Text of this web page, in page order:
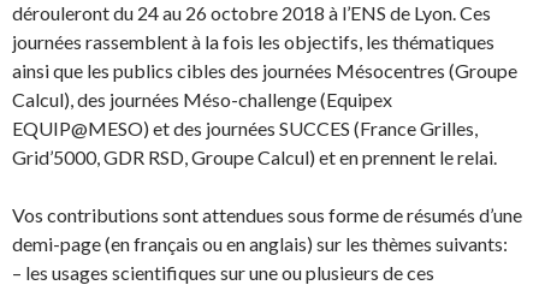
dérouleront du 24 au 26 octobre 2018 à l’ENS de Lyon. Ces
journées rassemblent à la fois les objectifs, les thématiques
ainsi que les publics cibles des journées Mésocentres (Groupe
Calcul), des journées Méso-challenge (Equipex
EQUIP@MESO) et des journées SUCCES (France Grilles,
Grid’5000, GDR RSD, Groupe Calcul) et en prennent le relai.
Vos contributions sont attendues sous forme de résumés d’une
demi-page (en français ou en anglais) sur les thèmes suivants:
– les usages scientifiques sur une ou plusieurs de ces